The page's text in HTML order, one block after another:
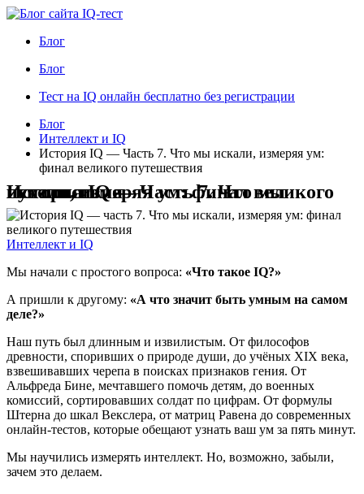
Блог
Блог
Тест на IQ онлайн бесплатно без регистрации
Блог
Интеллект и IQ
История IQ — Часть 7. Что мы искали, измеряя ум:
финал великого путешествия
История IQ — Часть 7. Что мы искали, измеряя ум: финал великого путешествия
Интеллект и IQ
Мы начали с простого вопроса: «Что такое IQ?»
А пришли к другому: «А что значит быть умным на самом
деле?»
Наш путь был длинным и извилистым. От философов
древности, споривших о природе души, до учёных XIX века,
взвешивавших черепа в поисках признаков гения. От
Альфреда Бине, мечтавшего помочь детям, до военных
комиссий, сортировавших солдат по цифрам. От формулы
Штерна до шкал Векслера, от матриц Равена до современных
онлайн-тестов, которые обещают узнать ваш ум за пять минут.
Мы научились измерять интеллект. Но, возможно, забыли,
зачем это делаем.